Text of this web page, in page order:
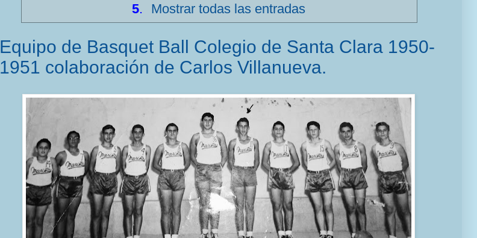
5. Mostrar todas las entradas
Equipo de Basquet Ball Colegio de Santa Clara 1950-
1951 colaboración de Carlos Villanueva.